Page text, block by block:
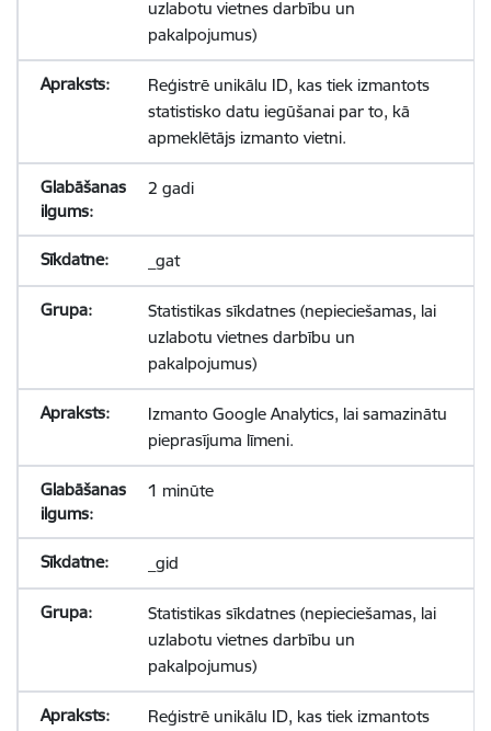
uzlabotu vietnes darbību un
pakalpojumus)
Reģistrē unikālu ID, kas tiek izmantots
statistisko datu iegūšanai par to, kā
apmeklētājs izmanto vietni.
2 gadi
_gat
Statistikas sīkdatnes (nepieciešamas, lai
uzlabotu vietnes darbību un
pakalpojumus)
Izmanto Google Analytics, lai samazinātu
pieprasījuma līmeni.
1 minūte
_gid
Statistikas sīkdatnes (nepieciešamas, lai
uzlabotu vietnes darbību un
pakalpojumus)
Reģistrē unikālu ID, kas tiek izmantots